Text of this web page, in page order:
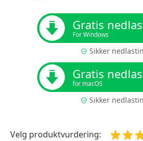
Gratis
For Windows
Sikker
Gratis
for macOS
Sikker
Velg produktvurdering: